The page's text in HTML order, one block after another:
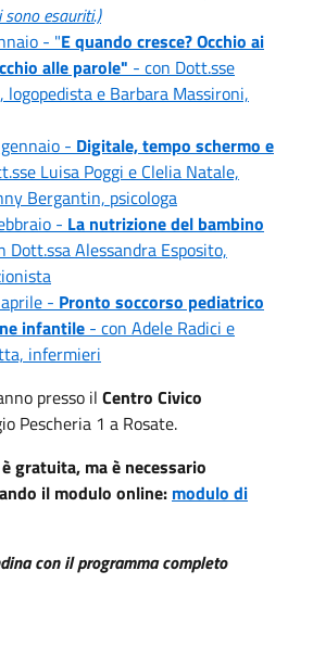
esauriti.)
- "E quando cresce? Occhio ai
alle parole" - con Dott.sse
logopedista e Barbara Massironi,
- Digitale, tempo schermo e
Luisa Poggi e Clelia Natale,
Bergantin, psicologa
- La nutrizione del bambino
Dott.ssa Alessandra Esposito,
- Pronto soccorso pediatrico
infantile - con Adele Radici e
infermieri
presso il Centro Civico
Pescheria 1 a Rosate.
gratuita, ma è necessario
il modulo online: modulo di
con il programma completo